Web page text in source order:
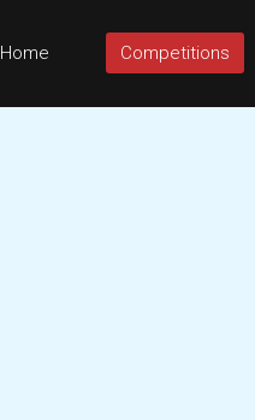
Home Competitions